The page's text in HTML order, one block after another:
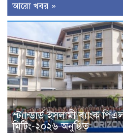
আরো খবর »
স্ট্যান্ডার্ড ইসলামী ব্যাংক
মিটিং-২০২৬ অনুষ্ঠিত